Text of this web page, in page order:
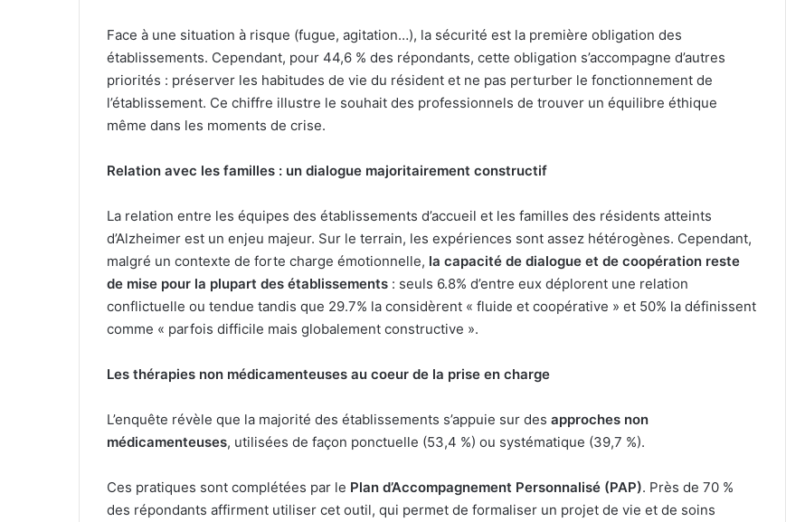
Face à une situation à risque (fugue, agitation…), la sécurité est la première obligation des
établissements. Cependant, pour 44,6 % des répondants, cette obligation s’accompagne d’autres
priorités : préserver les habitudes de vie du résident et ne pas perturber le fonctionnement de
l’établissement. Ce chiffre illustre le souhait des professionnels de trouver un équilibre éthique
même dans les moments de crise.
Relation avec les familles : un dialogue majoritairement constructif
La relation entre les équipes des établissements d’accueil et les familles des résidents atteints
d’Alzheimer est un enjeu majeur. Sur le terrain, les expériences sont assez hétérogènes. Cependant,
malgré un contexte de forte charge émotionnelle, la capacité de dialogue et de coopération reste
de mise pour la plupart des établissements : seuls 6.8% d’entre eux déplorent une relation
conflictuelle ou tendue tandis que 29.7% la considèrent « fluide et coopérative » et 50% la définissent
comme « parfois difficile mais globalement constructive ».
Les thérapies non médicamenteuses au coeur de la prise en charge
L’enquête révèle que la majorité des établissements s’appuie sur des approches non
médicamenteuses, utilisées de façon ponctuelle (53,4 %) ou systématique (39,7 %).
Ces pratiques sont complétées par le Plan d’Accompagnement Personnalisé (PAP). Près de 70 %
des répondants affirment utiliser cet outil, qui permet de formaliser un projet de vie et de soins